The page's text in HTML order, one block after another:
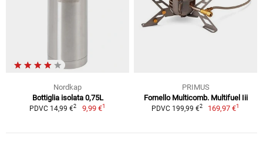
Nordkap
Bottiglia isolata 0,75L
PDVC 14,99 €2 9,99 €1
PRIMUS
Fornello Multicomb. Multifuel Iii
PDVC 199,99 €2 169,97 €1